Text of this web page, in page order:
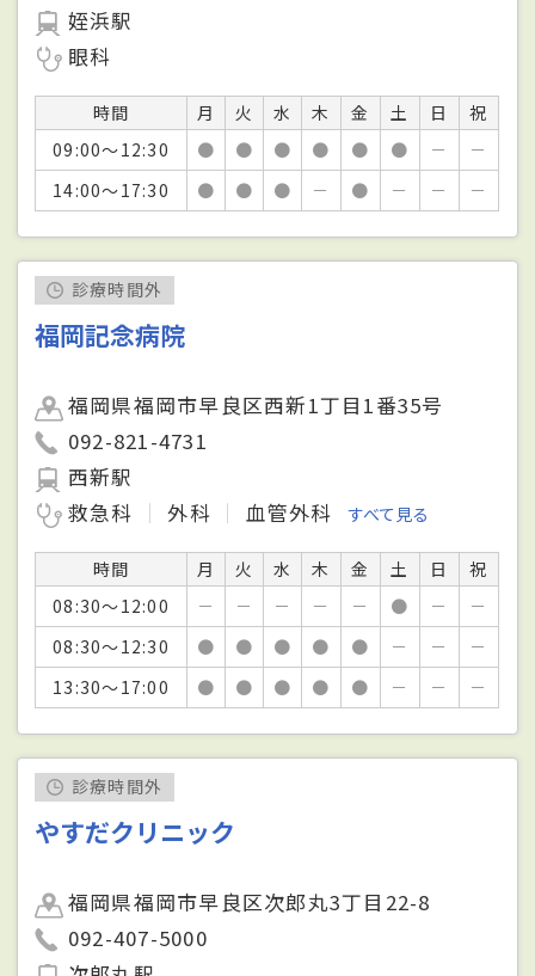
姪浜駅
眼科
時間 月 火 水 木 金 土 日
祝
09:00～12:30
● ● ● ● ● ● －
－
14:00～17:30
● ● ● － ● － － －
診療時間外
福岡記念病院
福岡県福岡市早良区西新1丁目1番35号
092-821-4731
西新駅
救急科
外科 血管外科 すべて見る
時間 月 火 水 木 金 土 日
祝
08:30～12:00
－ － － － － ● －
－
08:30～12:30
● ● ● ● ● － －
－
13:30～17:00
● ● ● ● ● － － －
診療時間外
やすだクリニック
福岡県福岡市早良区次郎丸3丁目22-8
092-407-5000